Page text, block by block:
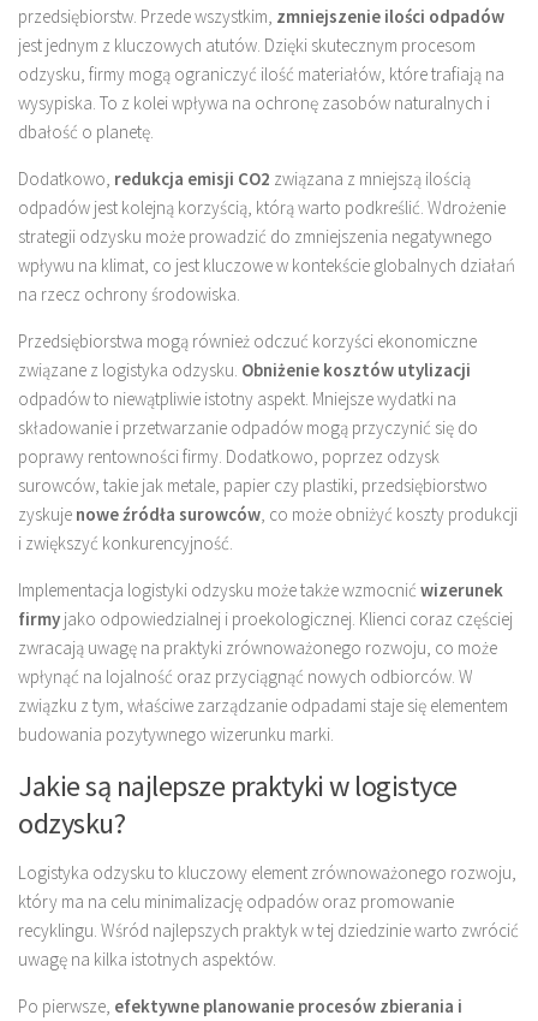
przedsiębiorstw. Przede wszystkim, zmniejszenie ilości odpadów
jest jednym z kluczowych atutów. Dzięki skutecznym procesom
odzysku, firmy mogą ograniczyć ilość materiałów, które trafiają na
wysypiska. To z kolei wpływa na ochronę zasobów naturalnych i
dbałość o planetę.
Dodatkowo, redukcja emisji CO2 związana z mniejszą ilością
odpadów jest kolejną korzyścią, którą warto podkreślić. Wdrożenie
strategii odzysku może prowadzić do zmniejszenia negatywnego
wpływu na klimat, co jest kluczowe w kontekście globalnych działań
na rzecz ochrony środowiska.
Przedsiębiorstwa mogą również odczuć korzyści ekonomiczne
związane z logistyka odzysku. Obniżenie kosztów utylizacji
odpadów to niewątpliwie istotny aspekt. Mniejsze wydatki na
składowanie i przetwarzanie odpadów mogą przyczynić się do
poprawy rentowności firmy. Dodatkowo, poprzez odzysk
surowców, takie jak metale, papier czy plastiki, przedsiębiorstwo
zyskuje nowe źródła surowców, co może obniżyć koszty produkcji
i zwiększyć konkurencyjność.
Implementacja logistyki odzysku może także wzmocnić wizerunek
firmy jako odpowiedzialnej i proekologicznej. Klienci coraz częściej
zwracają uwagę na praktyki zrównoważonego rozwoju, co może
wpłynąć na lojalność oraz przyciągnąć nowych odbiorców. W
związku z tym, właściwe zarządzanie odpadami staje się elementem
budowania pozytywnego wizerunku marki.
Jakie są najlepsze praktyki w logistyce
odzysku?
Logistyka odzysku to kluczowy element zrównoważonego rozwoju,
który ma na celu minimalizację odpadów oraz promowanie
recyklingu. Wśród najlepszych praktyk w tej dziedzinie warto zwrócić
uwagę na kilka istotnych aspektów.
Po pierwsze, efektywne planowanie procesów zbierania i